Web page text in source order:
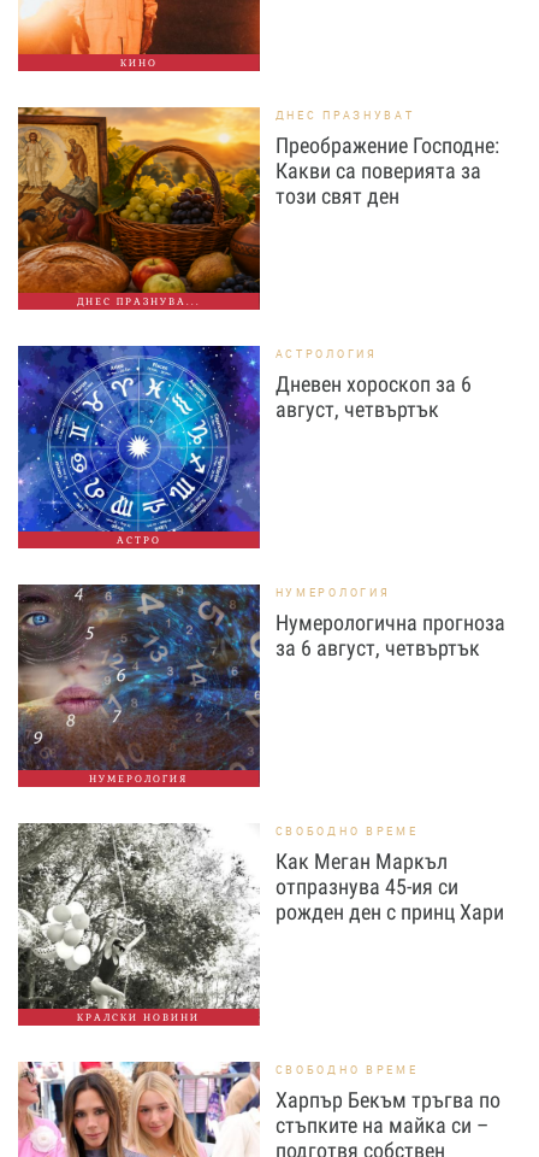
КИНО
ДНЕС ПРАЗНУВА...
ДНЕС ПРАЗНУВАТ
Преображение Господне:
Какви са поверията за
този свят ден
АСТРО
АСТРОЛОГИЯ
Дневен хороскоп за 6
август, четвъртък
НУМЕРОЛОГИЯ
НУМЕРОЛОГИЯ
Нумерологична прогноза
за 6 август, четвъртък
КРАЛСКИ НОВИНИ
СВОБОДНО ВРЕМЕ
Как Меган Маркъл
отпразнува 45-ия си
рожден ден с принц Хари
СВОБОДНО ВРЕМЕ
Харпър Бекъм тръгва по
стъпките на майка си –
подготвя собствен